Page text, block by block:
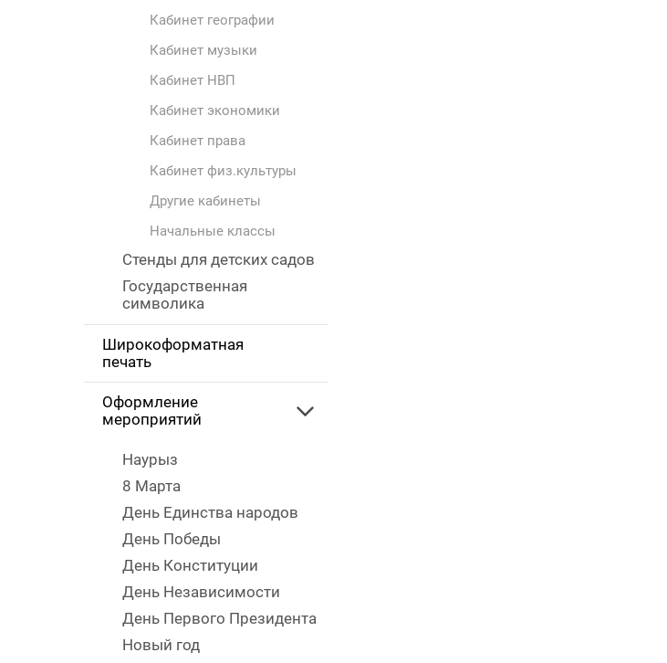
Кабинет географии
Кабинет музыки
Кабинет НВП
Кабинет экономики
Кабинет права
Кабинет физ.культуры
Другие кабинеты
Начальные классы
Стенды для детских садов
Государственная
символика
Широкоформатная
печать
Оформление
мероприятий
Наурыз
8 Марта
День Единства народов
День Победы
День Конституции
День Независимости
День Первого Президента
Новый год